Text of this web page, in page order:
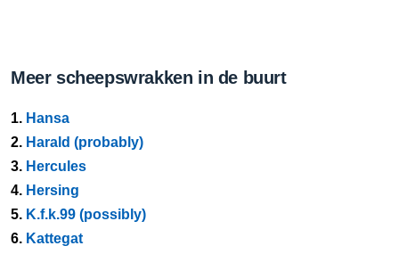
Meer scheepswrakken in de buurt
1. Hansa
2. Harald (probably)
3. Hercules
4. Hersing
5. K.f.k.99 (possibly)
6. Kattegat